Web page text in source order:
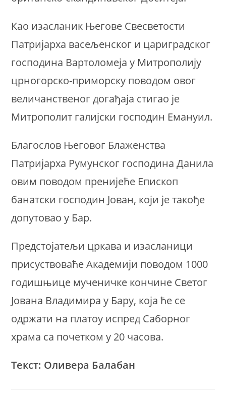
Као изасланик Његове Свесветости
Патријарха васељенског и цариградског
господина Вартоломеја у Митрополију
црногорско-приморску поводом овог
величанственог догађаја стигао је
Митрополит галијски господин Емануил.
Благослов Његовог Блаженства
Патријарха Румунског господина Данила
овим поводом пренијеће Епископ
банатски господин Јован, који је такође
допутовао у Бар.
Предстојатељи цркава и изасланици
присуствоваће Академији поводом 1000
годишњице мученичке кончине Светог
Јована Владимира у Бару, која ће се
одржати на платоу испред Саборног
храма са почетком у 20 часова.
Текст: Оливера Балабан